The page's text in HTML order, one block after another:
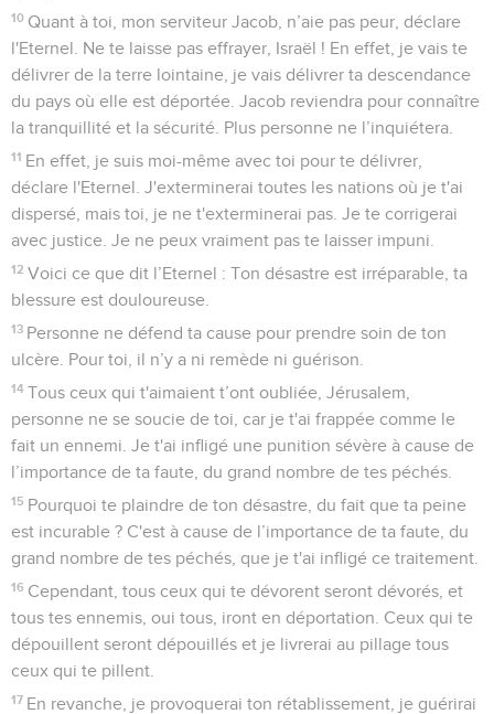
10 Quant à toi, mon serviteur Jacob, n’aie pas peur, déclare
l'Eternel. Ne te laisse pas effrayer, Israël ! En effet, je vais te
délivrer de la terre lointaine, je vais délivrer ta descendance
du pays où elle est déportée. Jacob reviendra pour connaître
la tranquillité et la sécurité. Plus personne ne l’inquiétera.
11 En effet, je suis moi-même avec toi pour te délivrer,
déclare l'Eternel. J'exterminerai toutes les nations où je t'ai
dispersé, mais toi, je ne t'exterminerai pas. Je te corrigerai
avec justice. Je ne peux vraiment pas te laisser impuni.
12 Voici ce que dit l’Eternel : Ton désastre est irréparable, ta
blessure est douloureuse.
13 Personne ne défend ta cause pour prendre soin de ton
ulcère. Pour toi, il n’y a ni remède ni guérison.
14 Tous ceux qui t'aimaient t’ont oubliée, Jérusalem,
personne ne se soucie de toi, car je t'ai frappée comme le
fait un ennemi. Je t'ai infligé une punition sévère à cause de
l’importance de ta faute, du grand nombre de tes péchés.
15 Pourquoi te plaindre de ton désastre, du fait que ta peine
est incurable ? C'est à cause de l’importance de ta faute, du
grand nombre de tes péchés, que je t'ai infligé ce traitement.
16 Cependant, tous ceux qui te dévorent seront dévorés, et
tous tes ennemis, oui tous, iront en déportation. Ceux qui te
dépouillent seront dépouillés et je livrerai au pillage tous
ceux qui te pillent.
17 En revanche, je provoquerai ton rétablissement, je guérirai